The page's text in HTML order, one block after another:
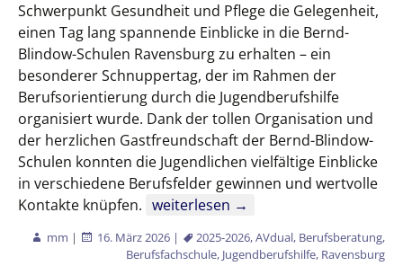
Schwerpunkt Gesundheit und Pflege die Gelegenheit,
einen Tag lang spannende Einblicke in die Bernd-
Blindow-Schulen Ravensburg zu erhalten – ein
besonderer Schnuppertag, der im Rahmen der
Berufsorientierung durch die Jugendberufshilfe
organisiert wurde. Dank der tollen Organisation und
der herzlichen Gastfreundschaft der Bernd-Blindow-
Schulen konnten die Jugendlichen vielfältige Einblicke
in verschiedene Berufsfelder gewinnen und wertvolle
Kontakte knüpfen. Berufsorientierung an der
weiterlesen →
mm | 16. März 2026 | 2025-2026,AVdual, Berufsberatung,
Berufsfachschule, Jugendberufshilfe, Ravensburg